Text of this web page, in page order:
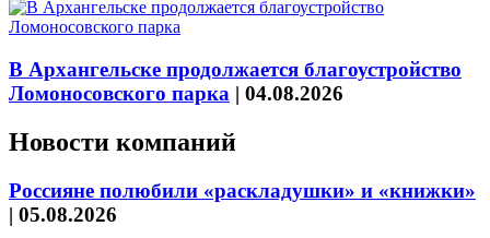
В Архангельске продолжается благоустройство
Ломоносовского парка | 04.08.2026
Новости компаний
Россияне полюбили «раскладушки» и «книжки»
| 05.08.2026